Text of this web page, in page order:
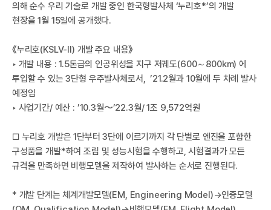
I
의해 순수 우리 기술로 개발 중인 한국형발사체 ‘누리호*’의 개발
현장을 1월 15일에 공개했다.
《누리호(KSLV-Ⅱ) 개발 주요 내용》
‣ 개발 내용 : 1.5톤급의 인공위성을 지구 저궤도(600～800km) 에
투입할 수 있는 3단형 우주발사체로서, ’21.2월과 10월에 두 차례 발사
예정임
‣ 사업기간/ 예산 : ’10.3월〜’22.3월/ 1조 9,572억원
□ 누리호 개발은 1단부터 3단에 이르기까지 각 단별로 엔진을 포함한
구성품을 개발*하여 조립 및 성능시험을 수행하고, 시험결과가 모든
규격을 만족하면 비행모델을 제작하여 발사하는 순서로 진행된다.
* 개발 단계는 체계개발모델(EM, Engineering Model)→인증모델